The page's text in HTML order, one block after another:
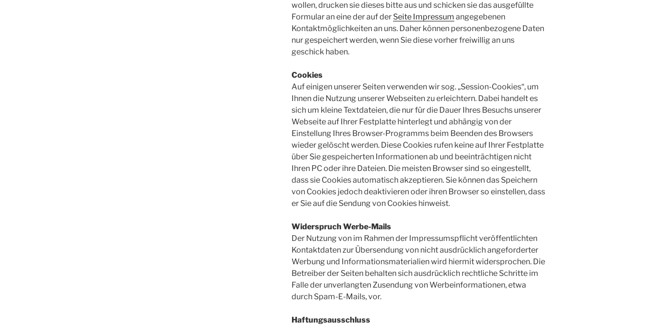
wollen, drucken sie dieses bitte aus und schicken sie das ausgefüllte
Formular an eine der auf der Seite Impressum angegebenen
Kontaktmöglichkeiten an uns. Daher können personenbezogene Daten
nur gespeichert werden, wenn Sie diese vorher freiwillig an uns
geschick haben.
Cookies
Auf einigen unserer Seiten verwenden wir sog. „Session-Cookies“, um
Ihnen die Nutzung unserer Webseiten zu erleichtern. Dabei handelt es
sich um kleine Textdateien, die nur für die Dauer Ihres Besuchs unserer
Webseite auf Ihrer Festplatte hinterlegt und abhängig von der
Einstellung Ihres Browser-Programms beim Beenden des Browsers
wieder gelöscht werden. Diese Cookies rufen keine auf Ihrer Festplatte
über Sie gespeicherten Informationen ab und beeinträchtigen nicht
Ihren PC oder ihre Dateien. Die meisten Browser sind so eingestellt,
dass sie Cookies automatisch akzeptieren. Sie können das Speichern
von Cookies jedoch deaktivieren oder ihren Browser so einstellen, dass
er Sie auf die Sendung von Cookies hinweist.
Widerspruch Werbe-Mails
Der Nutzung von im Rahmen der Impressumspflicht veröffentlichten
Kontaktdaten zur Übersendung von nicht ausdrücklich angeforderter
Werbung und Informationsmaterialien wird hiermit widersprochen. Die
Betreiber der Seiten behalten sich ausdrücklich rechtliche Schritte im
Falle der unverlangten Zusendung von Werbeinformationen, etwa
durch Spam-E-Mails, vor.
Haftungsausschluss